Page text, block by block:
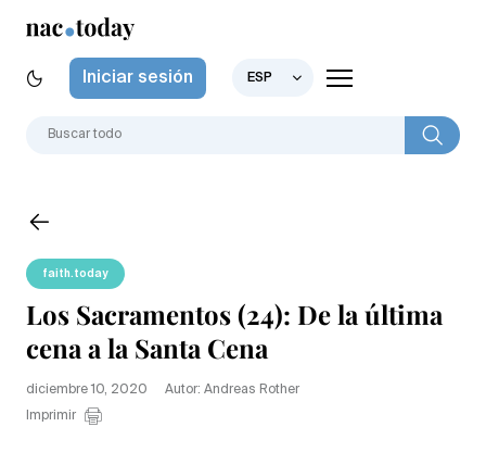
Iniciar sesión ESP
faith.today
Los Sacramentos (24): De la última
cena a la Santa Cena
diciembre 10, 2020
Autor: Andreas Rother
Imprimir